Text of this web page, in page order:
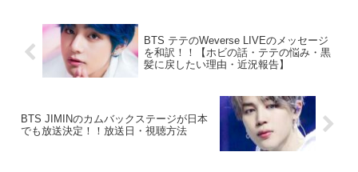
BTS テテのWeverse LIVEのメッセージ
を和訳！！【ホビの話・テテの悩み・黒
髪に戻したい理由・近況報告】
BTS JIMINのカムバックステージが日本
でも放送決定！！放送日・視聴方法